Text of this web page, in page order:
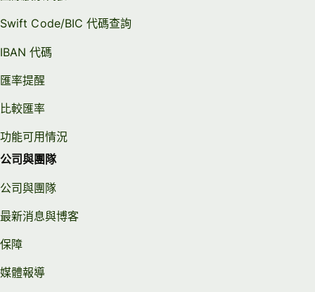
Swift Code/BIC 代碼查詢
IBAN 代碼
匯率提醒
比較匯率
功能可用情況
公司與團隊
公司與團隊
最新消息與博客
保障
媒體報導